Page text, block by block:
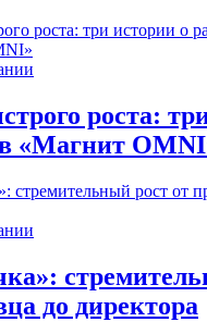
роста:
в «Магнит
до директора